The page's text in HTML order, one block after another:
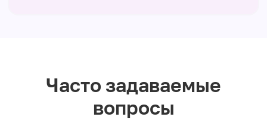
Часто задаваемые
вопросы